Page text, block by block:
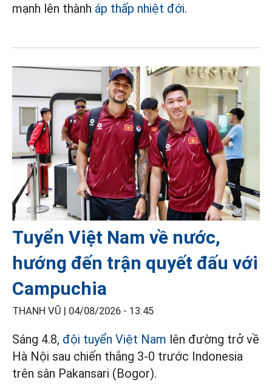
mạnh lên thành áp thấp nhiệt đới.
Tuyển Việt Nam về nước,
hướng đến trận quyết đấu với
Campuchia
THANH VŨ | 04/08/2026 - 13:45
Sáng 4.8, đội tuyển Việt Nam lên đường trở về
Hà Nội sau chiến thắng 3-0 trước Indonesia
trên sân Pakansari (Bogor).